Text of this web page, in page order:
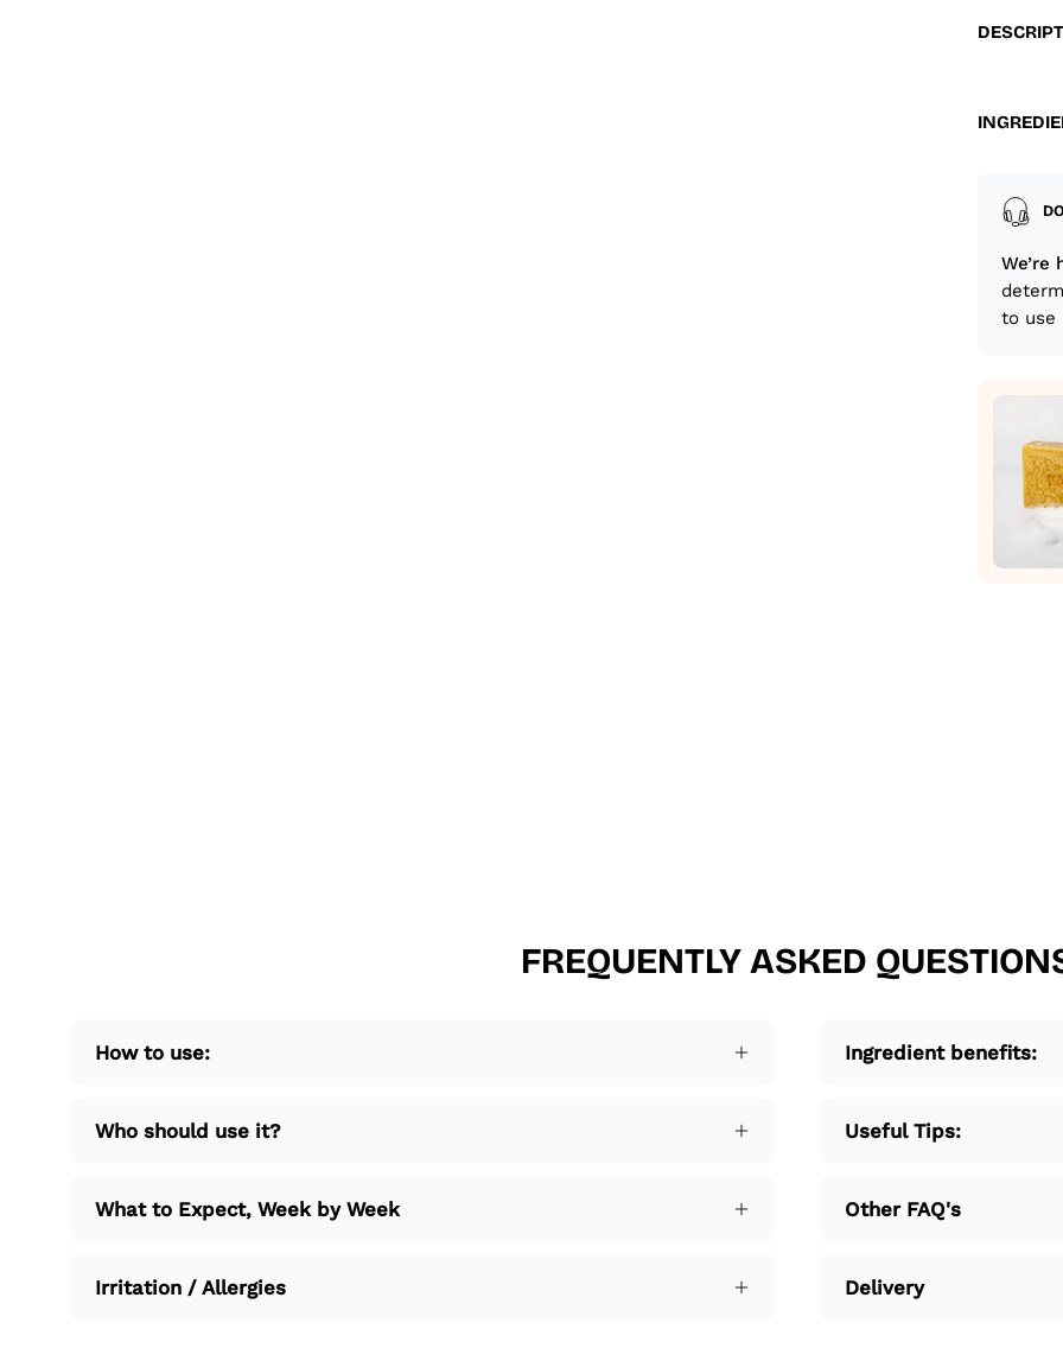
We’re
to use
FREQUENTLY ASKED
How to use:
Who should use it?
What to Expect, Week by Week
Irritation / Allergies
Ingredient benefits:
Useful Tips:
Other FAQ's
Delivery